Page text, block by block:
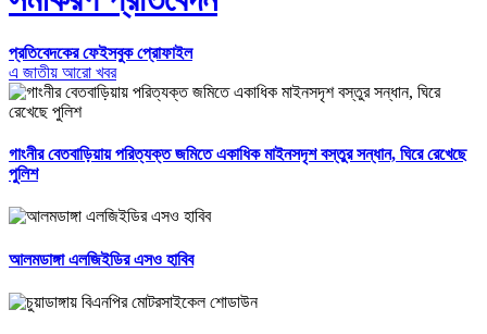
প্রতিবেদকের ফেইসবুক প্রোফাইল
এ জাতীয় আরো খবর
গাংনীর বেতবাড়িয়ায় পরিত্যক্ত জমিতে একাধিক মাইনসদৃশ বস্তুর সন্ধান, ঘিরে রেখেছে
পুলিশ
আলমডাঙ্গা এলজিইডির এসও হাবিব